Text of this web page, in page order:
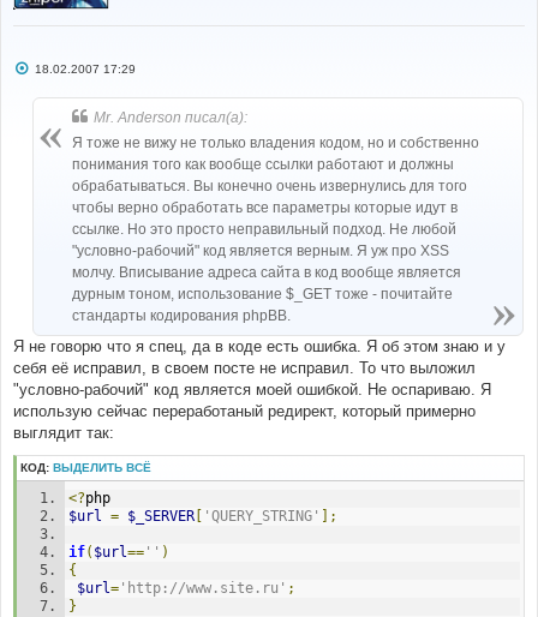
С18.02.2007 17:29
Mr. Anderson писал(а):
Я тоже не вижу не только владения кодом, но и собственно
понимания того как вообще ссылки работают и должны
обрабатываться. Вы конечно очень извернулись для того
чтобы верно обработать все параметры которые идут в
ссылке. Но это просто неправильный подход. Не любой
"условно-рабочий" код является верным. Я уж про XSS
молчу. Вписывание адреса сайта в код вообще является
дурным тоном, использование $_GET тоже - почитайте
стандарты кодирования phpBB.
Я не говорю что я спец, да в коде есть ошибка. Я об этом знаю и у
себя её исправил, в своем посте не исправил. То что выложил
"условно-рабочий" код является моей ошибкой. Не оспариваю. Я
использую сейчас переработаный редирект, который примерно
выглядит так:
КОД: ВЫДЕЛИТЬ ВСЁ
<?php
$url = $_SERVER 'QUERY_STRING' ];
if( $url== '' )
{
$url= 'http://www.site.ru' ;
}